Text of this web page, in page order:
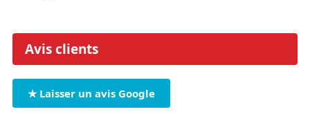
Avis clients
★ Laisser un avis Google